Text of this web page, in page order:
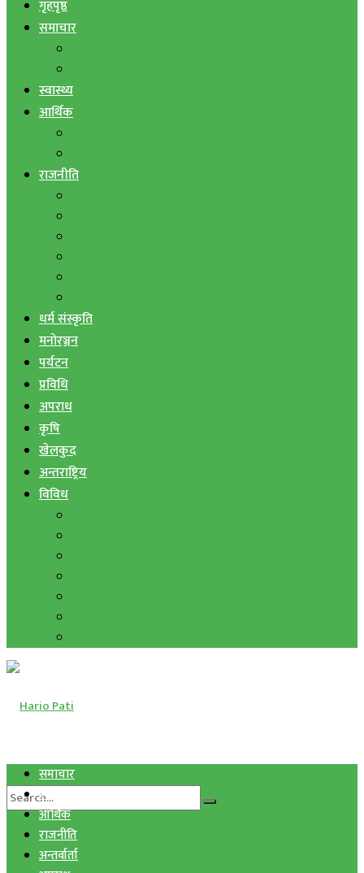
गृहपृष्ठ
समाचार
स्वास्थ्य
आर्थिक
राजनीति
धर्म संस्कृति
मनोरञ्जन
पर्यटन
प्रविधि
अपराध
कृषि
खेलकुद
अन्तराष्ट्रिय
विविध
समाचार
स्वास्थ्य
आर्थिक
राजनीति
अन्तर्वार्ता